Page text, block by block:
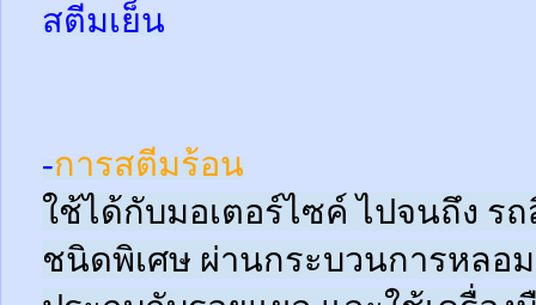
สตีมเย็น
-การสตีมร้อน
ใช้ได้กับมอเตอร์ไซค์ ไปจนถึง ร
ชนิดพิเศษ ผ่านกระบวนการหลอ